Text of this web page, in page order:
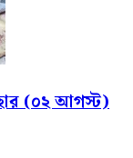
(০২ আগস্ট)